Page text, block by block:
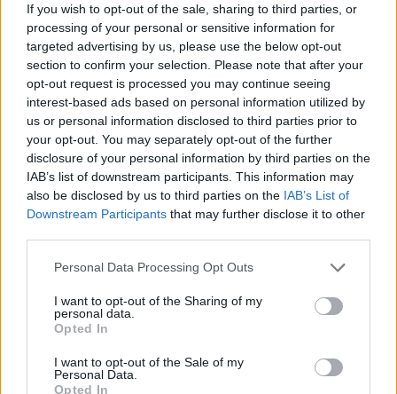
If you wish to opt-out of the sale, sharing to third parties, or
processing of your personal or sensitive information for
targeted advertising by us, please use the below opt-out
section to confirm your selection. Please note that after your
opt-out request is processed you may continue seeing
interest-based ads based on personal information utilized by
us or personal information disclosed to third parties prior to
your opt-out. You may separately opt-out of the further
disclosure of your personal information by third parties on the
IAB’s list of downstream participants. This information may
also be disclosed by us to third parties on the IAB’s List of
Downstream Participants that may further disclose it to other
Please note that this website/app uses one or more Google
not limited to your visit or usage behaviour. You may click to
grant or deny consent to Google and its third-party tags to
use your data for below specified purposes in below Google
consent section.
Personal Data Processing Opt Outs
I want to opt-out of the Sharing of my
personal data.
Opted In
I want to opt-out of the Sale of my
Personal Data.
Opted In
O αδελφός του Μίχαελ Σουμάχερ, Ραλφ, ανακοίνωσε
Σύμφωνα με φίλη του Ραλφ Σουμάχερ η σχέση των
δύο ανδρών μετρά δύο χρόνια